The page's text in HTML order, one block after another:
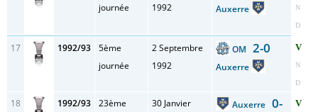
journée
1992
Auxerre N
D
17 1992/93
5ème
journée
2 Septembre
1992
OM 2-0
Auxerre
V
N
D
18 1992/93
23ème
30 Janvier
Auxerre 0-
V